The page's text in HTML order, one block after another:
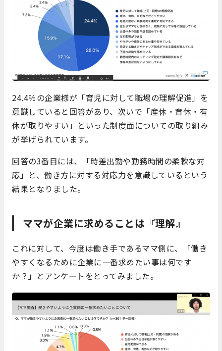
24.4％の企業様が「育児に対して職場の理解促進」を
意識していると回答があり、次いで「産休・育休・有
休が取りやすい」といった制度面についての取り組み
が挙げられています。
回答の3番目には、「時差出勤や勤務時間の柔軟な対
応」と、働き方に対する対応力を意識しているという
結果となりました。
ママが企業に求めることは『理解』
これに対して、今度は働き手であるママ側に、「働き
やすくなるために企業に一番求めたい事は何です
か？」とアンケートをとってみました。